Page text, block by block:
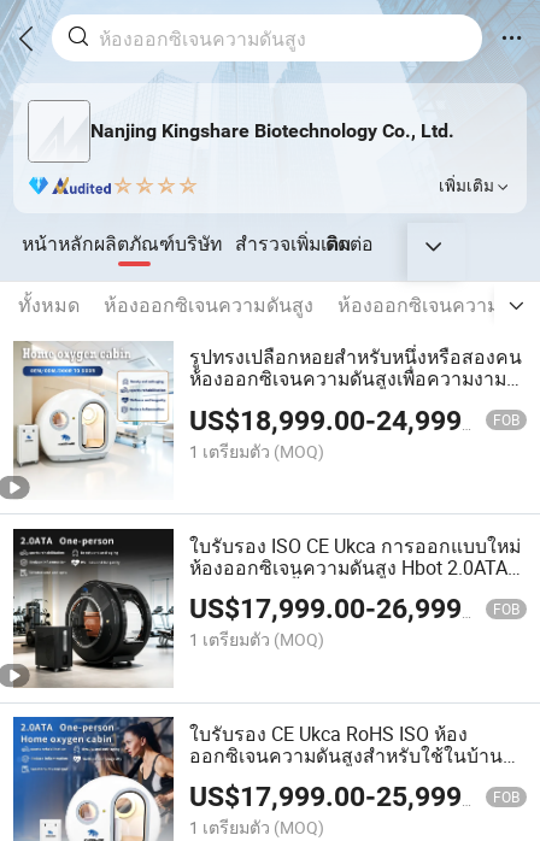
Nanjing Kingshare Biotechnology Co., Ltd.
เพิ่มเติม
หน้าหลักผลิตภัณฑ์บริษัท สำรวจเพิ่มเติมติดต่อ
ทั้งหมด ห้องออกซิเจนความดันสูง
ห้องออกซิเจนความดัน
รูปทรงเปลือกหอยสำหรับหนึ่งหรือสองคน
ห้องออกซิเจนความดันสูงเพื่อความงาม
US$18,999.00-24,999.00 FOB
1 เตรียมตัว (MOQ)
ใบรับรอง ISO CE Ukca การออกแบบใหม่
ห้องออกซิเจนความดันสูง Hbot 2.0ATA
พร้อมผ้ากันเปื้อนและระบบแสงสีแดง ใช้
ในคลินิก สปา ยิม ที่บ้าน ขายร้อน
US$17,999.00-26,999.00 FOB
1 เตรียมตัว (MOQ)
ใบรับรอง CE Ukca RoHS ISO ห้อง
ออกซิเจนความดันสูงสำหรับใช้ในบ้าน
พร้อมชุดและระบบแสงสีแดง
US$17,999.00-25,999.00 FOB
1 เตรียมตัว (MOQ)